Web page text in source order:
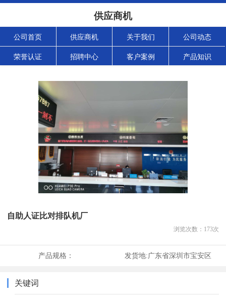
供应商机
公司首页 供应商机 关于我们 公司动态
荣誉认证 招聘中心 客户案例 产品知识
自助人证比对排队机厂
浏览次数： 173次
产品规格： 发货地:广东省深圳市宝安区
关键词